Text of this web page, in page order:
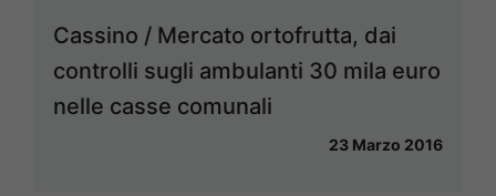
Cassino / Mercato ortofrutta, dai
controlli sugli ambulanti 30 mila euro
nelle casse comunali
23 Marzo 2016